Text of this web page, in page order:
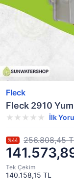
Fleck
Fleck 2910
İlk
%44 256.808,45
Tek Çekim
140.158,15 TL